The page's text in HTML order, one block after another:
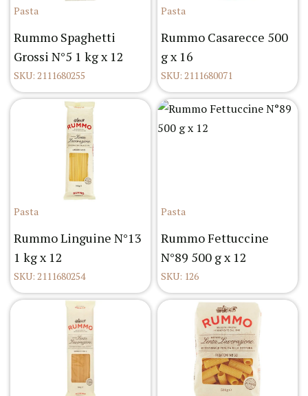
Pasta
Rummo Spaghetti
Grossi N°5 1 kg x 12
SKU: 2111680255
Pasta
Rummo Casarecce 500
g x 16
SKU: 2111680071
Pasta
Rummo Linguine N°13
1 kg x 12
SKU: 2111680254
Pasta
Rummo Fettuccine
N°89 500 g x 12
SKU: 126